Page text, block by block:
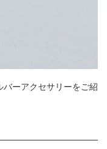
ーアクセサリーをご紹